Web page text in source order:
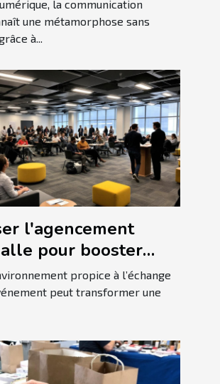
la communication
une métamorphose sans
à...
l'agencement
pour booster
lorspropice à l’échange
peut transformer une